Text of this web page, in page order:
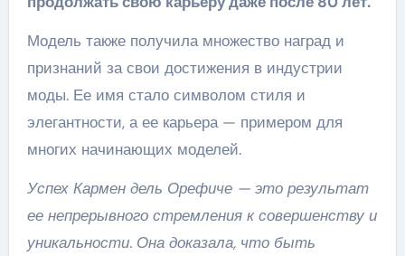
Модель также получила множество наград и
признаний за свои достижения в индустрии
моды. Ее имя стало символом стиля и
элегантности, а ее карьера — примером для
многих начинающих моделей.
Успех Кармен дель Орефиче — это результат
ее непрерывного стремления к совершенству и
уникальности. Она доказала, что быть